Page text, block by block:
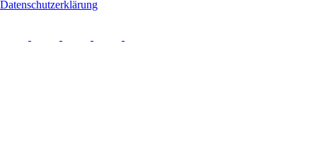
Datenschutzerklärung